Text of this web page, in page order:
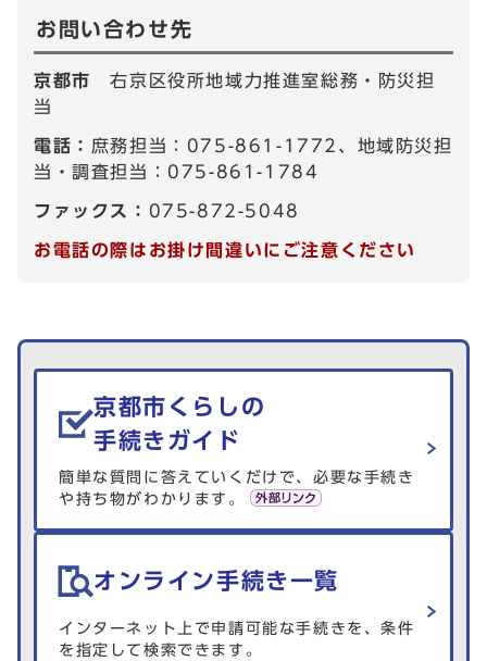
お問い合わせ先
京都市右京区役所地域力推進室総務・防災担
当
電話： 庶務担当：075-861-1772、地域防災担
当・調査担当：075-861-1784
ファックス： 075-872-5048
お電話の際はお掛け間違いにご注意ください
生活情報を探す
京都市くらしの
手続きガイド
簡単な質問に答えていくだけで、必要な手続き
や持ち物がわかります。
オンライン手続き一覧
インターネット上で申請可能な手続きを、条件
を指定して検索できます。